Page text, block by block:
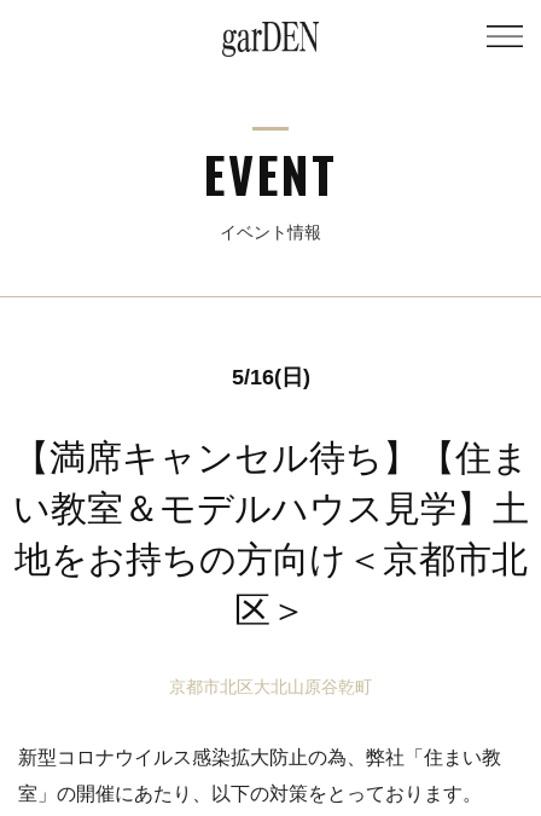
EVENT
イベント情報
5/16(日)
【満席キャンセル待ち】【住ま
い教室＆モデルハウス見学】土
地をお持ちの方向け＜京都市北
区＞
京都市北区大北山原谷乾町
新型コロナウイルス感染拡大防止の為、弊社「住まい教
室」の開催にあたり、以下の対策をとっております。